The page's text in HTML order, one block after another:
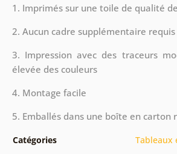
1. Imprimés sur une toile de qualité
2. Aucun cadre supplémentaire requis
3. Impression avec des traceurs
élevée des couleurs
4. Montage facile
5. Emballés dans une boîte en carton
Catégories Tableaux